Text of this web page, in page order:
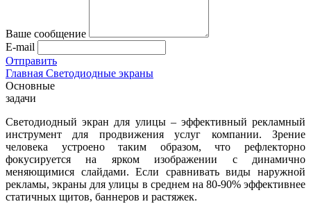
Ваше сообщение
E-mail
Отправить
Главная Светодиодные экраны
Основные
задачи
Светодиодный экран для улицы – эффективный рекламный
инструмент для продвижения услуг компании. Зрение
человека устроено таким образом, что рефлекторно
фокусируется на ярком изображении с динамично
меняющимися слайдами. Если сравнивать виды наружной
рекламы, экраны для улицы в среднем на 80-90% эффективнее
статичных щитов, баннеров и растяжек.